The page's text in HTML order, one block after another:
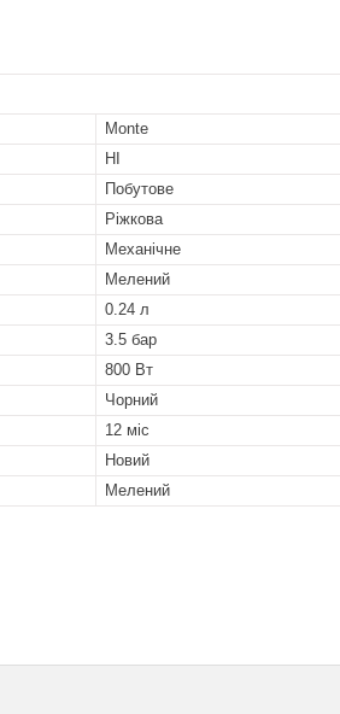
Monte
НІ
Побутове
Ріжкова
Механічне
Мелений
0.24 л
3.5 бар
800 Вт
Чорний
12 міс
Новий
Мелений